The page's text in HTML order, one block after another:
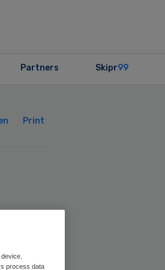
Partners Skipr99
Print
process data